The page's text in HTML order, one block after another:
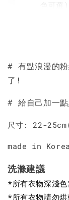
# 有點浪漫的粉
了!
# 給自己加一點
尺寸: 22-25cm
made in Korea
洗滌建議
*所有衣物深淺色
*所有衣物請勿烘